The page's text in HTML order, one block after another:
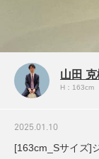
山田
H：163cm
2025.01.10
[163cm_Sサイズ]